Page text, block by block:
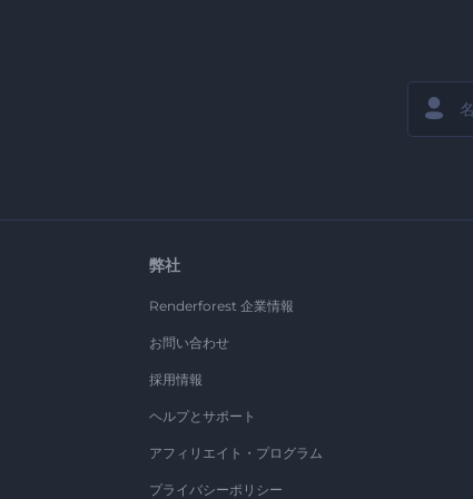
弊社
Renderforest 企業情報
お問い合わせ
採用情報
ヘルプとサポート
アフィリエイト・プログラム
プライバシーポリシー